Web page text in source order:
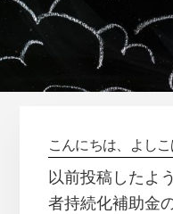
こんにちは、よしこ
以前投稿したよ
者持続化補助金